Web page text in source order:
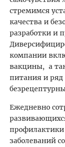
стремимся
качества и
разработки и
компании
вакцины, а
питания и ряд
Ежедневно
профилактики
заболеваний